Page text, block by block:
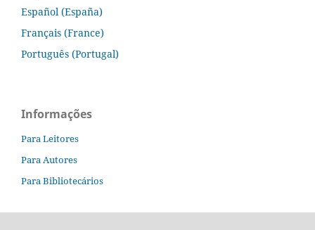
Español (España)
Français (France)
Português (Portugal)
Informações
Para Leitores
Para Autores
Para Bibliotecários